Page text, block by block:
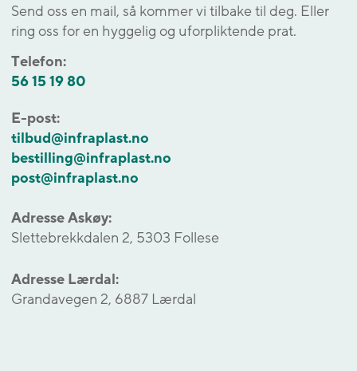
Send oss en mail, så kommer vi tilbake til deg. Eller
ring oss for en hyggelig og uforpliktende prat.
Telefon:
56 15 19 80
E-post:
tilbud@infraplast.no
bestilling@infraplast.no
post@infraplast.no
Adresse Askøy:
Slettebrekkdalen 2, 5303 Follese
Adresse Lærdal:
Grandavegen 2, 6887 Lærdal